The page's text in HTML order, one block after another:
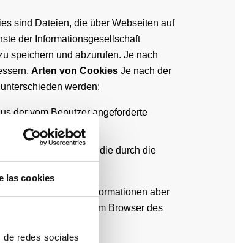
las cookies
redes sociales
sind Dateien, die über Webseiten auf
der Informationsgesellschaft
speichern und abzurufen. Je nach
Arten von Cookies Je nach der
werden:
der vom Benutzer angeforderte
Einrichtung, die die durch die
sie gesammelten Informationen aber
der Dauer, die sie im Browser des